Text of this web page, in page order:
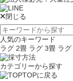
閉じる
人気のキーワード
ラグ 2畳 ラグ 3畳 ラ
カテゴリーから探す
TOPに戻る